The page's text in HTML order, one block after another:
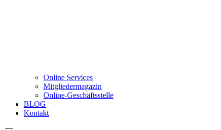
Online Services
Mitgliedermagazin
Online-Geschäftsstelle
BLOG
Kontakt